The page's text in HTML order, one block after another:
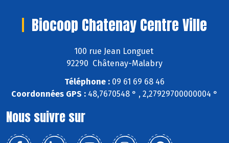
Biocoop Chatenay Centre Ville
100 rue Jean Longuet
92290 Châtenay-Malabry
Téléphone : 09 61 69 68 46
Coordonnées GPS : 48,7670548 ° , 2,27929700000004 °
Nous suivre sur